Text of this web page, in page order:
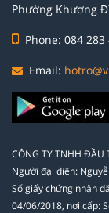
Phường Khương
Phone: 084 283
Email:
CÔNG TY TNHH ĐẦU
Người đại diện:
Số giấy chứng nhận
04/06/2018, nơi cấp: